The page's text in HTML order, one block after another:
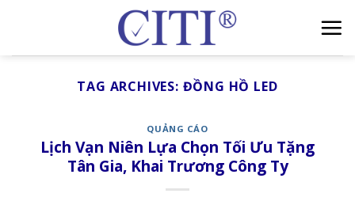
TAG ARCHIVES: ĐỒNG HỒ LED
QUẢNG CÁO
Lịch Vạn Niên Lựa Chọn Tối Ưu Tặng
Tân Gia, Khai Trương Công Ty